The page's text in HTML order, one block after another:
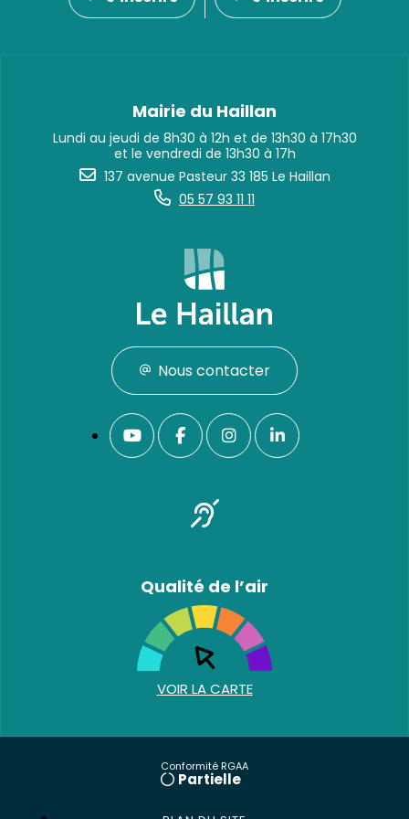
Mairie du Haillan
Lundi au jeudi de 8h30 à 12h et de 13h30 à 17h30
et le vendredi de 13h30 à 17h
137 avenue Pasteur 33 185 Le Haillan
05 57 93 11 11
Nous contacter
Qualité de l’air
VOIR LA CARTE
Conformité RGAA
Partielle